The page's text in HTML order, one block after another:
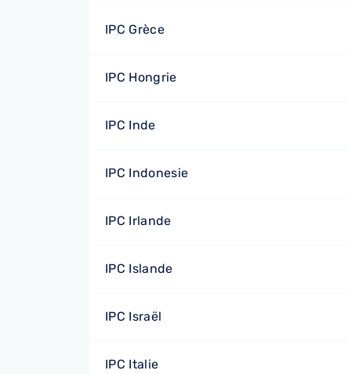
IPC Grèce
IPC Hongrie
IPC Inde
IPC Indonesie
IPC Irlande
IPC Islande
IPC Israël
IPC Italie